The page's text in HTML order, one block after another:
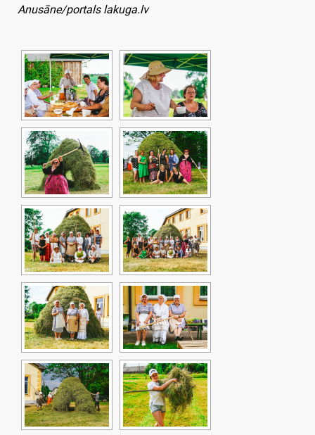
Anusāne/portals lakuga.lv